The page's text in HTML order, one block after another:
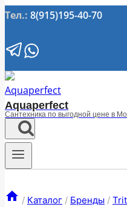
Тел.: 8(915)195-40-70
Aquaperfect
Сантехника по выгодной цене в
/ Каталог / Бренды /